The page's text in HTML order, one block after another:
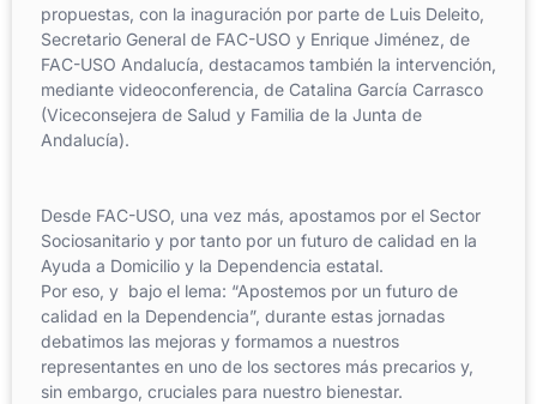
propuestas, con la inaguración por parte de Luis Deleito,
Secretario General de FAC-USO y Enrique Jiménez, de
FAC-USO Andalucía, destacamos también la intervención,
mediante videoconferencia, de Catalina García Carrasco
(Viceconsejera de Salud y Familia de la Junta de
Andalucía).
Desde FAC-USO, una vez más, apostamos por el Sector
Sociosanitario y por tanto por un futuro de calidad en la
Ayuda a Domicilio y la Dependencia estatal.
Por eso, y bajo el lema: “Apostemos por un futuro de
calidad en la Dependencia”, durante estas jornadas
debatimos las mejoras y formamos a nuestros
representantes en uno de los sectores más precarios y,
sin embargo, cruciales para nuestro bienestar.